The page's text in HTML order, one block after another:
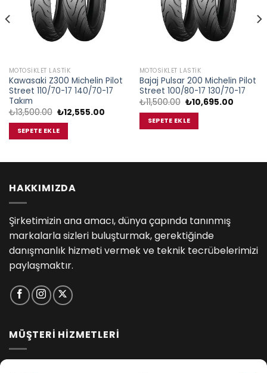
MOTOSIKLET LASTIK
Kawasaki Z300 Michelin Pilot
Street 110/70-17 140/70-17
Takım
₺13,500.00 Orijinal
fiyat:
₺13,500.00.
₺12,555.00Şu
SEPETE EKLE
MOTOSIKLET LASTIK
Bajaj Pulsar 200 Michelin Pilot
Street 100/80-17 130/70-17
₺11,500.00 Orijinal
fiyat:
₺11,500.00.
₺10,695.00Şu
SEPETE EKLE
HAKKIMIZDA
Şirketimizin ana amacı, dünya çapında tanınmış
markalarla sizleri buluşturmak, gerektiğinde
danışmanlık hizmeti vermek ve teknik tecrübelerimizi
paylaşmaktır.
MÜŞTERİ HİZMETLERİ